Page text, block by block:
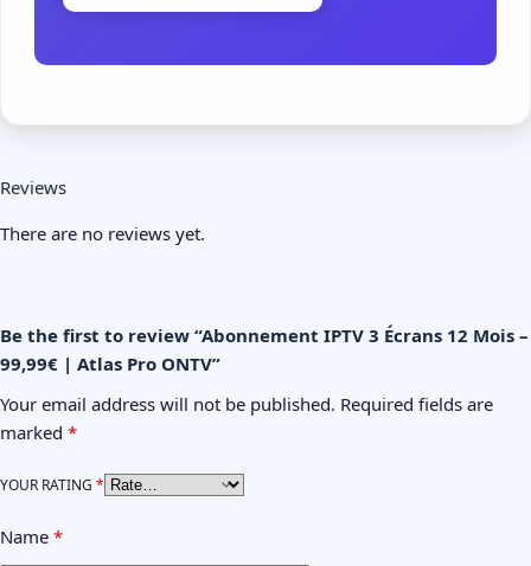
Reviews
There are no reviews yet.
Be the first to review “Abonnement IPTV 3 Écrans 12 Mois –
99,99€ | Atlas Pro ONTV”
Your email address will not be published. Required fields are
marked *
YOUR RATING *
Name *